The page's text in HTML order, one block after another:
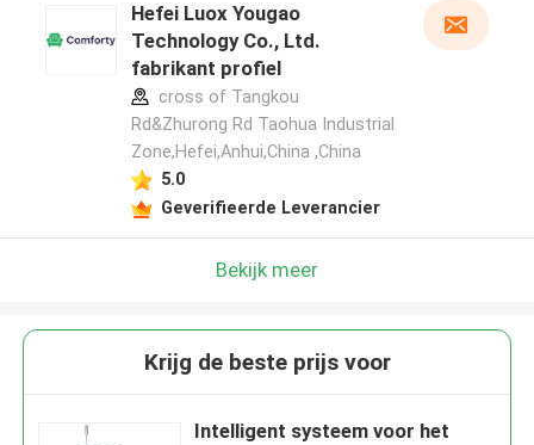
Hefei Luox Yougao
Technology Co., Ltd.
fabrikant profiel
cross of Tangkou
Rd&Zhurong Rd Taohua Industrial
Zone,Hefei,Anhui,China ,China
5.0
Geverifieerde Leverancier
Bekijk meer
Krijg de beste prijs voor
Intelligent systeem voor het